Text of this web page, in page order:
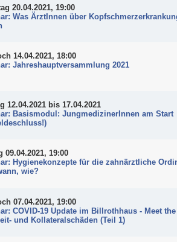
20.04.2021, 19:00
Was ÄrztInnen über
14.04.2021, 18:00
Jahreshauptversammlung 2021
12.04.2021 bis 17.04.2021
Basismodul: JungmedizinerInnen am Start
09.04.2021, 19:00
Hygienekonzepte für die zahnärztliche
wie?
07.04.2021, 19:00
COVID-19 Update im Billrothhaus - Meet
und Kollateralschäden (Teil 1)